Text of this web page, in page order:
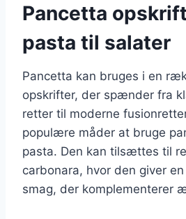
Pancetta
pasta til salater
Pancetta kan bruges i en
opskrifter, der spænder fra
retter til moderne
populære måder at bruge
pasta. Den kan tilsættes til
carbonara, hvor den giver
smag, der komplementerer